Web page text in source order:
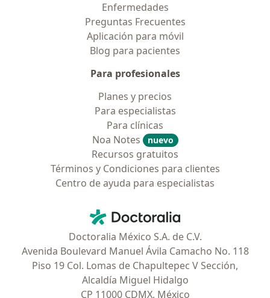
Enfermedades
Preguntas Frecuentes
Aplicación para móvil
Blog para pacientes
Para profesionales
Planes y precios
Para especialistas
Para clínicas
Noa Notes
nuevo
Recursos gratuitos
Términos y Condiciones para clientes
Centro de ayuda para especialistas
Doctoralia - Página de inicio
Doctoralia México S.A. de C.V.
Avenida Boulevard Manuel Ávila Camacho No. 118
Piso 19 Col. Lomas de Chapultepec V Sección,
Alcaldía Miguel Hidalgo
CP 11000 CDMX, México